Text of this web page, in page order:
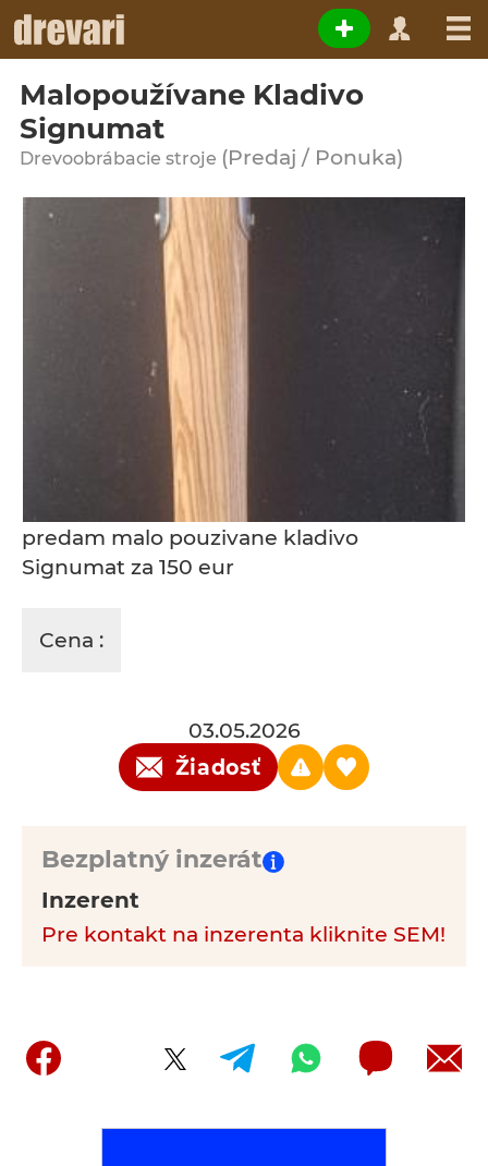
Malopoužívane Kladivo
Signumat
Drevoobrábacie stroje (Predaj / Ponuka)
predam malo pouzivane kladivo
Signumat za 150 eur
Cena :
03.05.2026
Žiadosť
Bezplatný inzerát
Inzerent
Pre kontakt na inzerenta kliknite SEM!